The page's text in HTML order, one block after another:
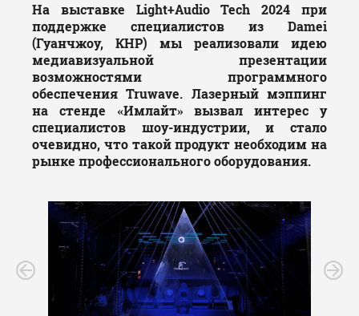
На выставке Light+Audio Tech 2024 при
поддержке специалистов из Damei
(Гуанчжоу, КНР) мы реализовали идею
медиавизуальной презентации
возможностями программного
обеспечения Truwave. Лазерный мэппинг
на стенде «Имлайт» вызвал интерес у
специалистов шоу-индустрии, и стало
очевидно, что такой продукт необходим на
рынке профессионального оборудования.